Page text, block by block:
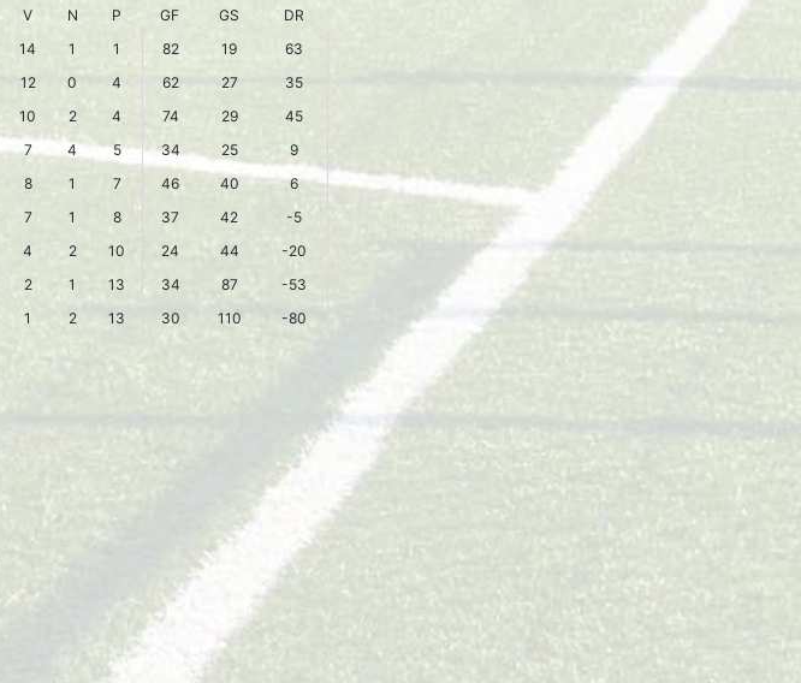
V N P GF GS
DR
14 1 1 82 19
63
12 0 4 62 27
35
10 2 4 74 29
45
7 4 5 34 25
9
8 1 7 46 40
6
7 1 8 37 42
-5
4 2 10 24 44
-20
2 1 13 34 87
-53
1 2 13 30 110 -80